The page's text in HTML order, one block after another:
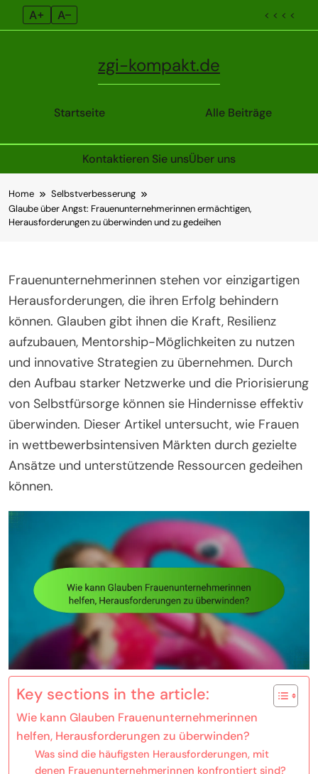
A+ A– < < < <
Startseite
zgi-kompakt.de
Alle Beiträge
Kontaktieren Sie unsÜber uns
to
content
Home
Selbstverbesserung
Glaube über Angst: Frauenunternehmerinnen ermächtigen,
Herausforderungen zu überwinden und zu gedeihen
Frauenunternehmerinnen stehen vor einzigartigen
Herausforderungen, die ihren Erfolg behindern
können. Glauben gibt ihnen die Kraft, Resilienz
aufzubauen, Mentorship-Möglichkeiten zu nutzen
und innovative Strategien zu übernehmen. Durch
den Aufbau starker Netzwerke und die Priorisierung
von Selbstfürsorge können sie Hindernisse effektiv
überwinden. Dieser Artikel untersucht, wie Frauen
in wettbewerbsintensiven Märkten durch gezielte
Ansätze und unterstützende Ressourcen gedeihen
können.
Key sections in the article:
Wie kann Glauben Frauenunternehmerinnen
helfen, Herausforderungen zu überwinden?
Was sind die häufigsten Herausforderungen, mit
denen Frauenunternehmerinnen konfrontiert sind?